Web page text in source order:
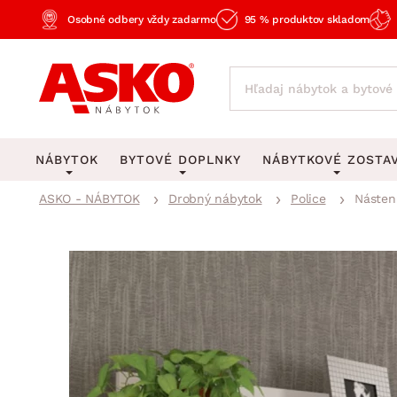
Osobné odbery vždy zadarmo 95 % produktov skladom
NÁBYTOK
Obývacia izba
Pracovňa a kancelária
BYTOVÉ DOPLNKY
Zobrazit vše Zobrazit vše
NÁBYTKOVÉ
Spálňové
Kancelárske
Predsieňové
ASKO - NÁBYTOK Drobný nábytok Police